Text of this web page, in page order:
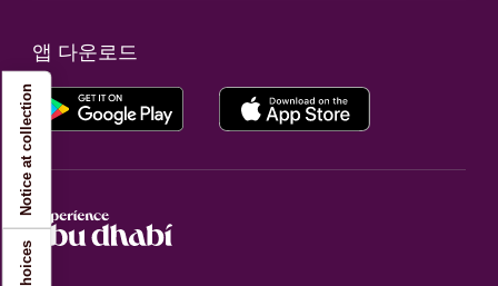
앱 다운로드
Notice at collection